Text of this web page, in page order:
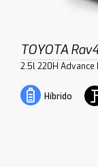
TOYOTA
2.5l 220H Advance
Híbrido